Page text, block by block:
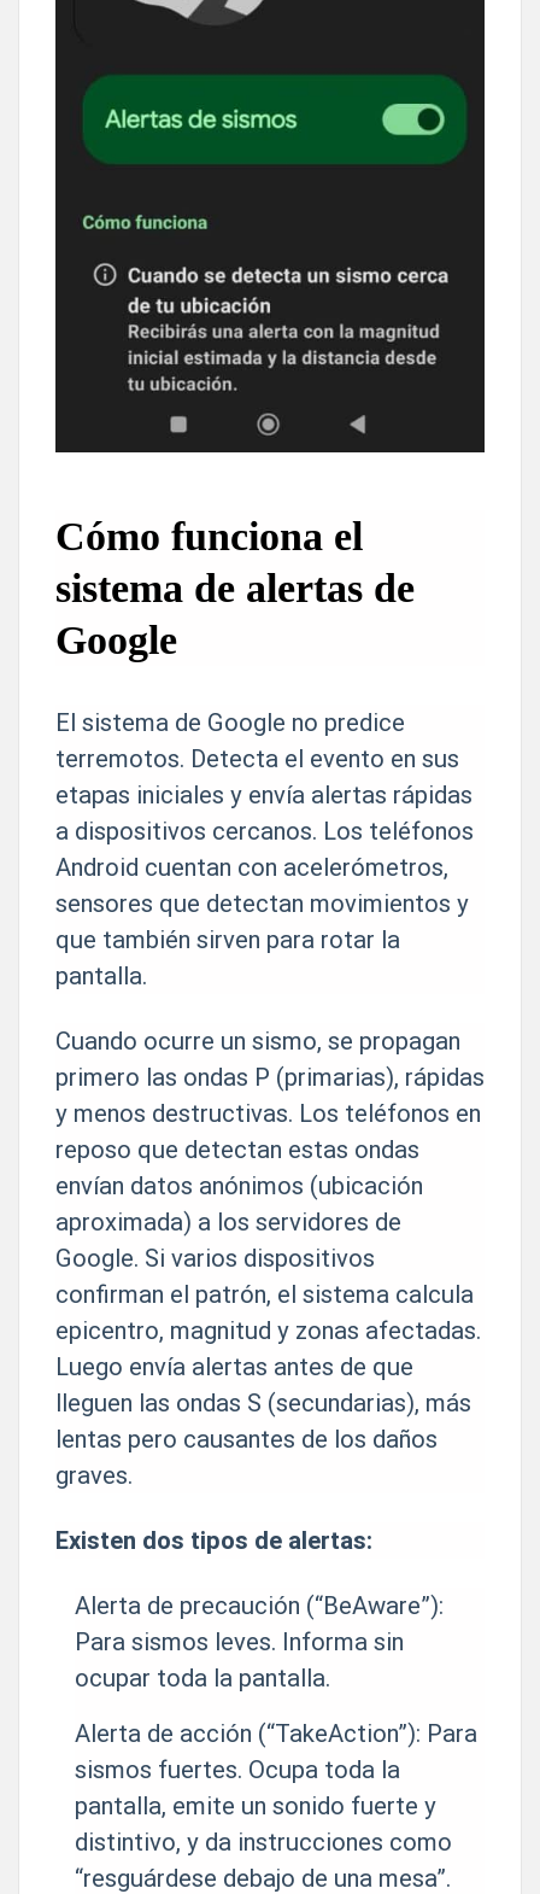
Cómo funciona el
sistema de alertas de
Google
El sistema de Google no predice
terremotos. Detecta el evento en sus
etapas iniciales y envía alertas rápidas
a dispositivos cercanos. Los teléfonos
Android cuentan con acelerómetros,
sensores que detectan movimientos y
que también sirven para rotar la
pantalla.
Cuando ocurre un sismo, se propagan
primero las ondas P (primarias), rápidas
y menos destructivas. Los teléfonos en
reposo que detectan estas ondas
envían datos anónimos (ubicación
aproximada) a los servidores de
Google. Si varios dispositivos
confirman el patrón, el sistema calcula
epicentro, magnitud y zonas afectadas.
Luego envía alertas antes de que
lleguen las ondas S (secundarias), más
lentas pero causantes de los daños
graves.
Existen dos tipos de alertas:
Alerta de precaución (“BeAware”):
Para sismos leves. Informa sin
ocupar toda la pantalla.
Alerta de acción (“TakeAction”): Para
sismos fuertes. Ocupa toda la
pantalla, emite un sonido fuerte y
distintivo, y da instrucciones como
“resguárdese debajo de una mesa”.